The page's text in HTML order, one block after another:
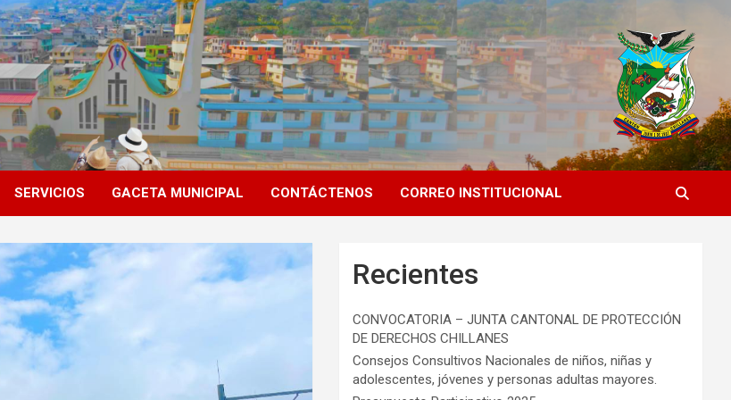
SERVICIOS GACETA MUNICIPAL CONTÁCTENOS CORREO INSTITUCIONAL
Recientes
CONVOCATORIA – JUNTA CANTONAL DE PROTECCIÓN
DE DERECHOS CHILLANES
Consejos Consultivos Nacionales de niños, niñas y
adolescentes, jóvenes y personas adultas mayores.